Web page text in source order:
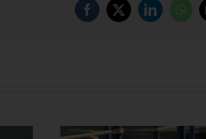
Facebook
X LinkedIn